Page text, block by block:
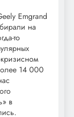
Emgrand
на
то
14 000
в